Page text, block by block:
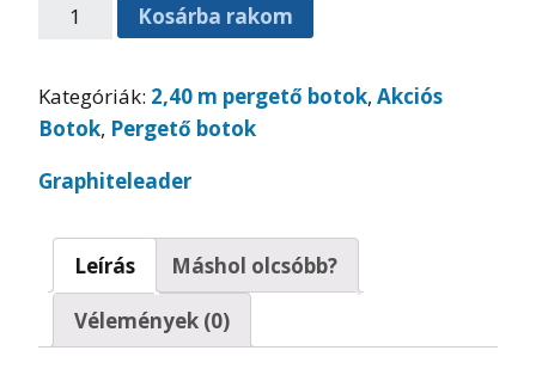
Kosárba rakom
Kategóriák: 2,40 m pergető botok, Akciós
Botok, Pergető botok
Graphiteleader
Leírás
Máshol olcsóbb?
Vélemények (0)